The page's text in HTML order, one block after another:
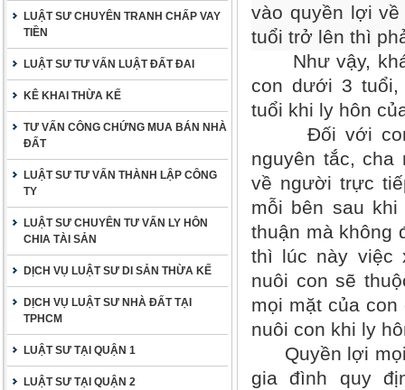
LUẬT SƯ CHUYÊN TRANH CHẤP VAY
TIỀN
LUẬT SƯ TƯ VẤN LUẬT ĐẤT ĐAI
KÊ KHAI THỪA KẾ
TƯ VẤN CÔNG CHỨNG MUA BÁN NHÀ
ĐẤT
LUẬT SƯ TƯ VẤN THÀNH LẬP CÔNG
TY
LUẬT SƯ CHUYÊN TƯ VẤN LY HÔN
CHIA TÀI SẢN
DỊCH VỤ LUẬT SƯ DI SẢN THỪA KẾ
DỊCH VỤ LUẬT SƯ NHÀ ĐẤT TẠI
TPHCM
LUẬT SƯ TẠI QUẬN 1
LUẬT SƯ TẠI QUẬN 2
vào quyền lợi
tuổi trở lên thì
Như vậy,
con dưới 3
tuổi khi ly hôn
Đối với con
nguyên tắc,
về người trực
mỗi bên sau
thuận mà không
thì lúc này việc
nuôi con sẽ
mọi mặt của
nuôi con khi ly
Quyền lợi mọi
gia đình quy